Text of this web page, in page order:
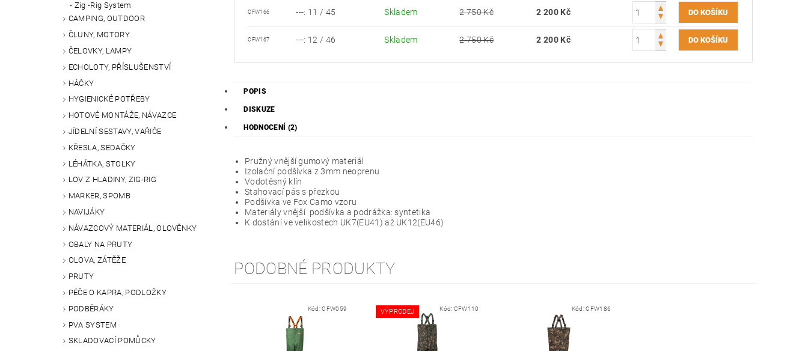
Zig -Rig System
CAMPING, OUTDOOR
ČLUNY, MOTORY.
ČELOVKY, LAMPY
ECHOLOTY, PŘÍSLUŠENSTVÍ
HÁČKY
HYGIENICKÉ POTŘEBY
HOTOVÉ MONTÁŽE, NÁVAZCE
JÍDELNÍ SESTAVY, VAŘIČE
KŘESLA, SEDAČKY
LÉHÁTKA, STOLKY
LOV Z HLADINY, ZIG-RIG
MARKER, SPOMB
NAVIJÁKY
NÁVAZCOVÝ MATERIÁL, OLOVĚNKY
OBALY NA PRUTY
OLOVA, ZÁTĚŽE
PRUTY
PÉČE O KAPRA, PODLOŽKY
PODBĚRÁKY
PVA SYSTEM
SKLADOVACÍ POMŮCKY
CFW166 ---: 11 / 45 Skladem 2 750 Kč 2 200 Kč
CFW167 ---: 12 / 46 Skladem 2 750 Kč 2 200 Kč
POPIS
DISKUZE
HODNOCENÍ (2)
Pružný vnější gumový materiál
Izolační podšívka z 3mm neoprenu
Vodotěsný klín
Stahovací pás s přezkou
Podšívka ve Fox Camo vzoru
Materiály vnější podšívka a podrážka: syntetika
K dostání ve velikostech UK7(EU41) až UK12(EU46)
PODOBNÉ PRODUKTY
Kód:CFW059 VÝPRODEJ Kód: CFW110 Kód:CFW186